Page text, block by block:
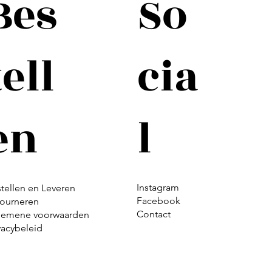
en Leveren
voorwaarden
So
cia
l
Instagram
Facebook
Contact